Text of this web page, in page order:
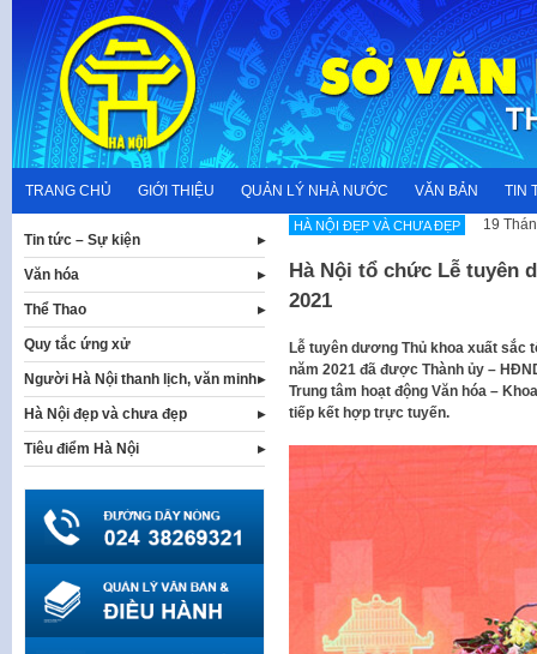
content
TRANG CHỦ GIỚI THIỆU QUẢN LÝ NHÀ NƯỚC VĂN BẢN TIN
HÀ NỘI ĐẸP VÀ CHƯA ĐẸP 19
Hà Nội tổ chức Lễ tuyên
2021
Lễ tuyên dương Thủ khoa xuất sắc
năm 2021 đã được Thành ủy –
Trung tâm hoạt động Văn hóa –
tiếp kết hợp trực tuyến.
Tin tức – Sự kiện
Văn hóa
Thể Thao
Quy tắc ứng xử
Người Hà Nội thanh lịch, văn minh
Hà Nội đẹp và chưa đẹp
Tiêu điểm Hà Nội